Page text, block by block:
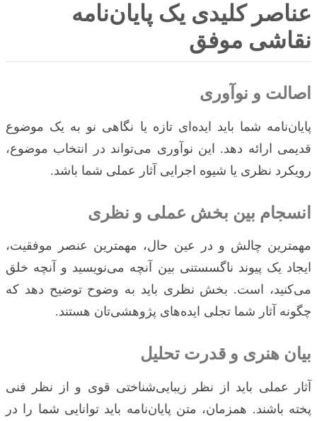
عناصر کلیدی یک پایان‌نامه
نقاشی موفق
اصالت و نوآوری
پایان‌نامه شما باید ایده‌ای تازه یا نگاهی نو به یک موضوع
قدیمی ارائه دهد. این نوآوری می‌تواند در انتخاب موضوع،
رویکرد نظری یا شیوه اجرایی آثار عملی شما باشد.
انسجام بین بخش عملی و نظری
مهمترین چالش و در عین حال، مهمترین عنصر موفقیت،
ایجاد یک پیوند ناگسستنی بین آنچه می‌نویسید و آنچه خلق
می‌کنید، است. بخش نظری باید به وضوح توضیح دهد که
چگونه آثار شما تجلی ایده‌های پژوهشی‌تان هستند.
بیان هنری و قدرت تحلیل
آثار عملی باید از نظر زیبایی‌شناختی قوی و از نظر فنی
پخته باشند. همزمان، متن پایان‌نامه باید توانایی شما را در